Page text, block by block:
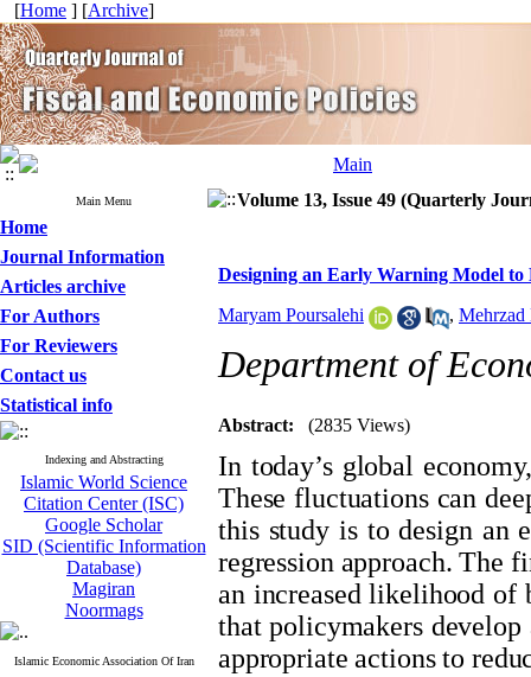
[Home ] [Archive]
Main Menu
Home
Journal Information
Articles archive
For Authors
For Reviewers
Contact us
Statistical info
Indexing and Abstracting
Islamic World Science
Citation Center (ISC)
Google Scholar
SID (Scientific Information
Database)
Magiran
Noormags
Islamic Economic Association Of Iran
Volume 13, Issue 49 (Quarterly
Designing an Early Warning Model
Maryam Poursalehi , Mehrzad
Department of
Abstract: (2835 Views)
In today’s global
These fluctuations can
this study is to design an
regression approach. The
an increased likelihood of
that policymakers
appropriate actions to